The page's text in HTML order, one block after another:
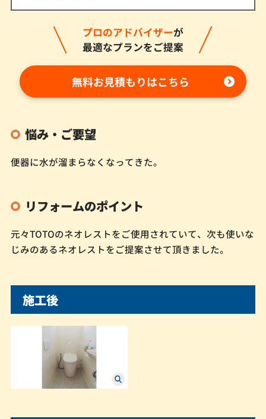
プロのアドバイザーが
最適なプランをご提案
無料お見積もりはこちら
悩み・ご要望
便器に水が溜まらなくなってきた。
リフォームのポイント
元々TOTOのネオレストをご使用されていて、次も使いな
じみのあるネオレストをご提案させて頂きました。
施工後